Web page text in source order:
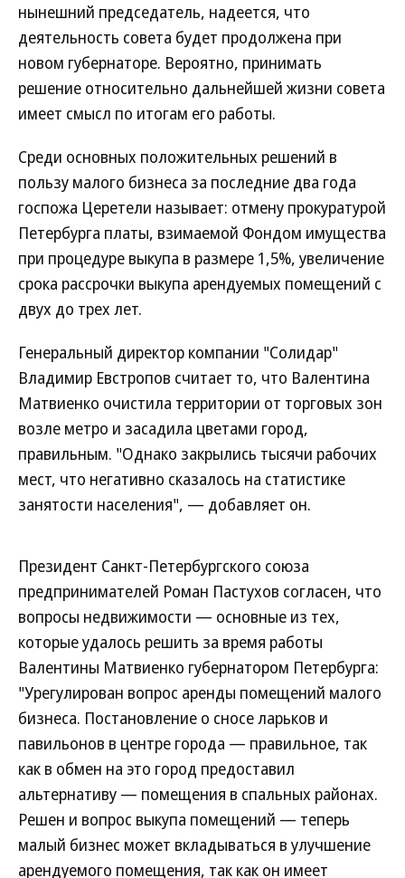
нынешний председатель, надеется, что
деятельность совета будет продолжена при
новом губернаторе. Вероятно, принимать
решение относительно дальнейшей жизни совета
имеет смысл по итогам его работы.
Среди основных положительных решений в
пользу малого бизнеса за последние два года
госпожа Церетели называет: отмену прокуратурой
Петербурга платы, взимаемой Фондом имущества
при процедуре выкупа в размере 1,5%, увеличение
срока рассрочки выкупа арендуемых помещений с
двух до трех лет.
Генеральный директор компании "Солидар"
Владимир Евстропов считает то, что Валентина
Матвиенко очистила территории от торговых зон
возле метро и засадила цветами город,
правильным. "Однако закрылись тысячи рабочих
мест, что негативно сказалось на статистике
занятости населения", — добавляет он.
Президент Санкт-Петербургского союза
предпринимателей Роман Пастухов согласен, что
вопросы недвижимости — основные из тех,
которые удалось решить за время работы
Валентины Матвиенко губернатором Петербурга:
"Урегулирован вопрос аренды помещений малого
бизнеса. Постановление о сносе ларьков и
павильонов в центре города — правильное, так
как в обмен на это город предоставил
альтернативу — помещения в спальных районах.
Решен и вопрос выкупа помещений — теперь
малый бизнес может вкладываться в улучшение
арендуемого помещения, так как он имеет